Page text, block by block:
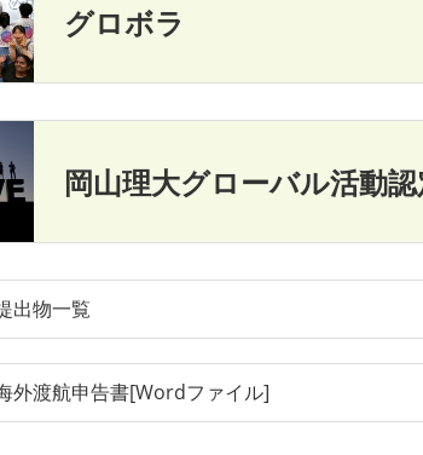
グロボラ
岡山理大グローバル活動
出物一覧
外渡航申告書[Wordファイル]